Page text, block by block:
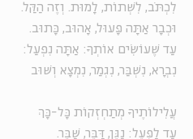
לִכְתֹּב, לִשְׁתוֹת, לָמוּת. וְזֶה הַקַּל.
וּכְבָר אַתָּה פָּעוּל, אָהוּב, כָּתוּב.
עַד שֶׁעוֹשִׂים אוֹתְךָ: אַתָּה נִפְעַל:
נִבְרָא, נִשְׁבַּר, נִגְמַר, נִמְצָא וְשׁוּב
עֲלִילוֹתֶיךָ מְתַחְזְקוֹת כָּל-כָּךְ
עַד לַפִּעֵל: נַגֵּן, דַּבֵּר, שַׁבֵּר.